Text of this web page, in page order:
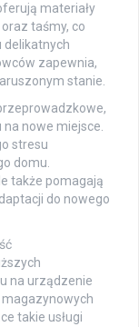
materiały
taśmy, co
delikatnych
zapewnia,
stanie.
nowe miejsce.
stresu
domu.
także pomagają
do nowego
na urządzenie
magazynowych
takie usługi